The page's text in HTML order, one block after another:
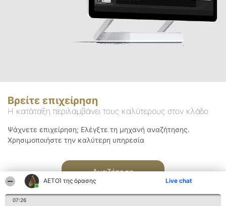
ΑΕΤΟΊ της όρασης Live chat
07:26
Βρείτε επιχείρηση
Η κατάταξη περιλαμβάνει τους καλύτερους στον κλάδο
Ψάχνετε επιχείρηση; Ελέγξτε τη μηχανή αναζήτησης.
Χρησιμοποιήστε την καλύτερη υπηρεσία
Αναζήτηση